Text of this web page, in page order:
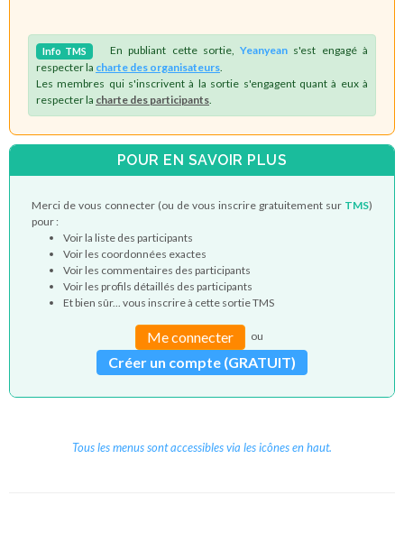
Info TMS En publiant cette sortie,Yeanyean s'est engagé à
respecter la charte des organisateurs
Les membres qui s'inscrivent à la sortie s'engagent quant à eux à
respecter la charte des participants
POUR EN SAVOIR PLUS
Merci de vous connecter (ou de vous inscrire gratuitement sur TMS)
pour :
Voir la liste des participants
Voir les coordonnées exactes
Voir les commentaires des participants
Voir les profils détaillés des participants
Et bien sûr... vous inscrire à cette sortie TMS
Me connecter ou
Créer un compte (GRATUIT)
Tous les menus sont accessibles via les icônes en haut.